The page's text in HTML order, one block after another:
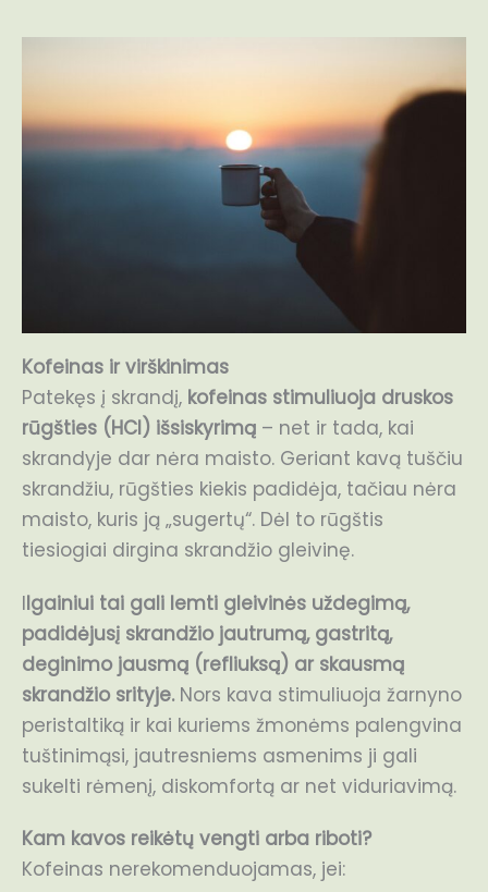
Kofeinas ir virškinimas
Patekęs į skrandį, kofeinas stimuliuoja druskos
rūgšties (HCl) išsiskyrimą – net ir tada, kai
skrandyje dar nėra maisto. Geriant kavą tuščiu
skrandžiu, rūgšties kiekis padidėja, tačiau nėra
maisto, kuris ją „sugertų“. Dėl to rūgštis
tiesiogiai dirgina skrandžio gleivinę.
Ilgainiui tai gali lemti gleivinės uždegimą,
padidėjusį skrandžio jautrumą, gastritą,
deginimo jausmą (refliuksą) ar skausmą
skrandžio srityje.Nors kava stimuliuoja žarnyno
peristaltiką ir kai kuriems žmonėms palengvina
tuštinimąsi, jautresniems asmenims ji gali
sukelti rėmenį, diskomfortą ar net viduriavimą.
Kam kavos reikėtų vengti arba riboti?
Kofeinas nerekomenduojamas, jei: